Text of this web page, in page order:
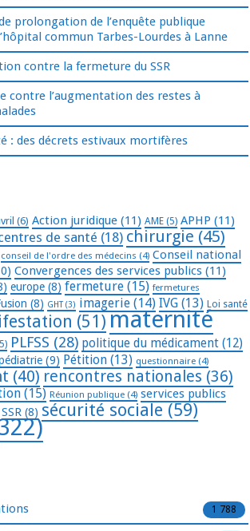
prolongation de l’enquête publique
commun Tarbes-Lourdes à Lanne
contre la fermeture du SSR
contre l’augmentation des restes à
: des décrets estivaux mortifères
(6) Action juridique (11) AME (5) APHP (11)
de santé (18) chirurgie (45)
conseil de l'ordre des médecins (4) Conseil national
Convergences des services publics (11)
europe (8) fermeture (15) fermetures
(8) GHT(3) imagerie (14) IVG (13) Loi santé
(51) maternité
PLFSS (28) politique du médicament (12)
(9) Pétition (13) questionnaire (4)
(40) rencontres nationales (36)
(15) Réunion publique (4) services publics
SSR (8) sécurité sociale (59)
1 788